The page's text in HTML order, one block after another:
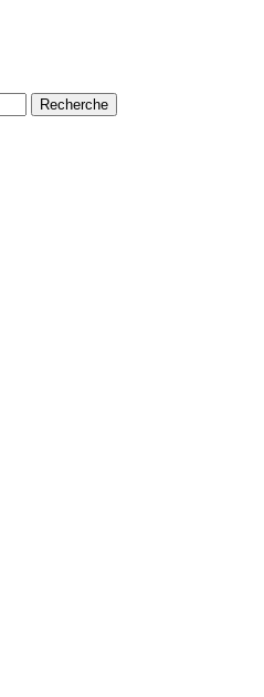
Recherche